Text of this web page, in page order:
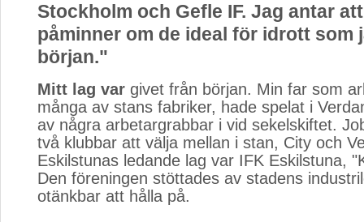
Stockholm och Gefle IF. Jag antar
påminner om de ideal för idrott som
början."
Mitt lag var givet från början. Min far som
många av stans fabriker, hade spelat i
av några arbetargrabbar i vid sekelskiftet.
två klubbar att välja mellan i stan, City och
Eskilstunas ledande lag var IFK Eskilstuna,
Den föreningen stöttades av stadens
otänkbar att hålla på.